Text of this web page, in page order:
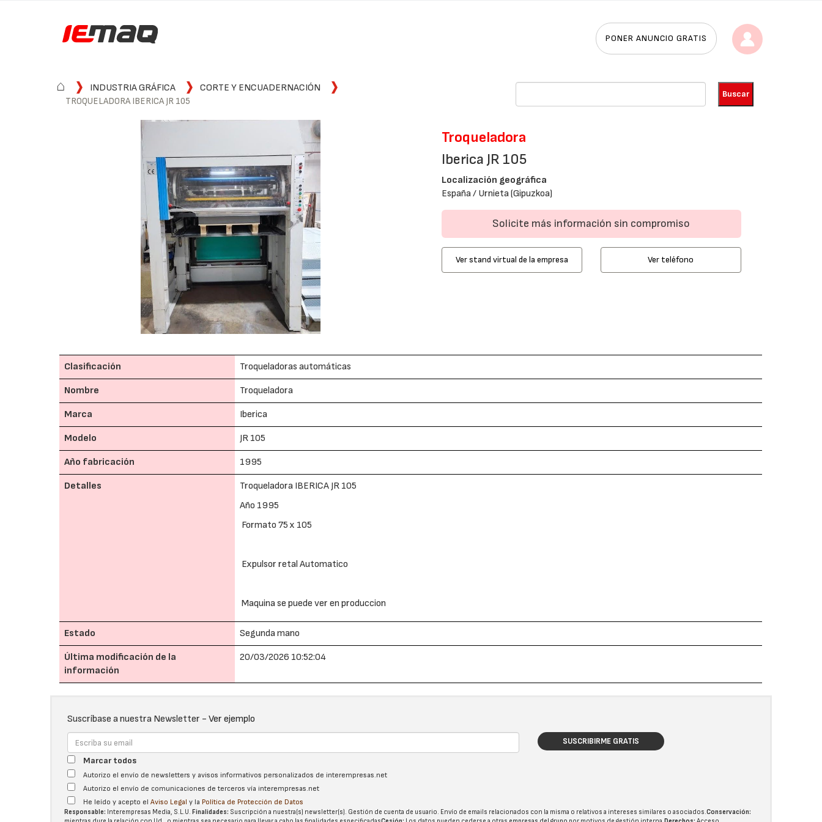
PONER ANUNCIO GRATIS
⌂ INDUSTRIA GRÁFICA
CORTE Y ENCUADERNACIÓN
TROQUELADORA IBERICA JR 105
Troqueladora
Iberica JR 105
Localización geográfica
España / Urnieta (Gipuzkoa)
Solicite más información sin compromiso
Ver stand virtual de la empresa Ver teléfono
Clasificación Troqueladoras automáticas
Nombre Troqueladora
Marca Iberica
Modelo JR 105
Año fabricación 1995
Detalles
Troqueladora IBERICA JR 105
Año 1995
Formato 75 x 105
Expulsor retal Automatico
Maquina se puede ver en produccion
Estado Segunda mano
Última modificación de la
información
20/03/2026 10:52:04
Suscríbase a nuestra Newsletter -Ver ejemplo
SUSCRIBIRME GRATIS
Marcar todos
Autorizo el envío de newsletters y avisos informativos personalizados de interempresas.net
Autorizo el envío de comunicaciones de terceros vía interempresas.net
He leído y acepto elAviso Legal y la Política de Protección de Datos
Responsable: Interempresas Media, S.L.U.Finalidades: Suscripción a nuestra(s) newsletter(s). Gestión de cuenta de usuario. Envío de emails relacionados con la misma o relativos a intereses similares o asociados.Conservación: